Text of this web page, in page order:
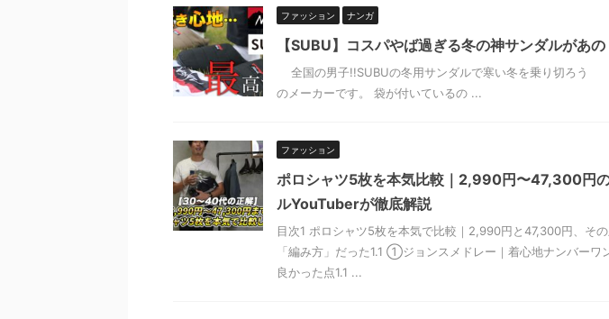
ファッション ナンガ
【SUBU】コスパやば過ぎる冬の神サンダルがあ
全国の男子!!SUBUの冬用サンダルで寒い冬を乗り切ろ
のメーカーです。 袋が付いているの ...
ファッション
ポロシャツ5枚を本気比較｜2,990円〜47,300円
ルYouTuberが徹底解説
目次1 ポロシャツ5枚を本気で比較｜2,990円と47,300円、そ
「編み方」だった1.1 ①ジョンスメドレー｜着心地ナンバーワ
良かった点1.1 ...